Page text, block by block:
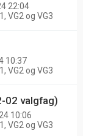
22:04
VG2 og VG3
10:37
VG2 og VG3
02 valgfag)
10:06
VG2 og VG3